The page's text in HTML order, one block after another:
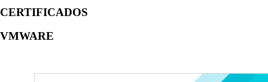
CERTIFICADOS
VMWARE